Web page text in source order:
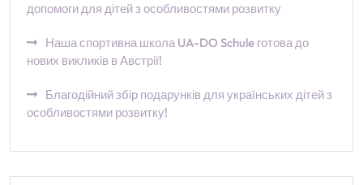
допомоги для дітей з особливостями розвитку
Наша спортивна школа UA-DO Schule готова до
нових викликів в Австрії!
Благодійний збір подарунків для українських дітей з
особливостями розвитку!